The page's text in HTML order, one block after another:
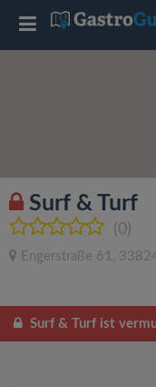
Surf & Turf
(0)
Engerstraße 61 ,
Surf & Turf ist
T
l
e